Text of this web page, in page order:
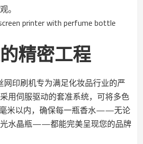
。
精密工程
网印刷机专为满足化妆品行业的严
用伺服驱动的套准系统，可将多色
米以内，确保每一瓶香水——无论
水晶瓶——都能完美呈现您的品牌